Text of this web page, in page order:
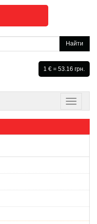
Найти
1 € = 53.16 грн.